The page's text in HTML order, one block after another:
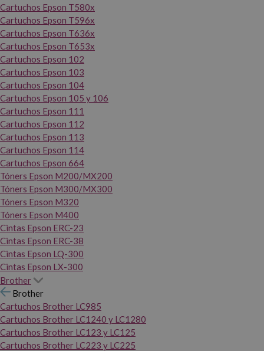
Cartuchos Epson T580x
Cartuchos Epson T596x
Cartuchos Epson T636x
Cartuchos Epson T653x
Cartuchos Epson 102
Cartuchos Epson 103
Cartuchos Epson 104
Cartuchos Epson 105 y 106
Cartuchos Epson 111
Cartuchos Epson 112
Cartuchos Epson 113
Cartuchos Epson 114
Cartuchos Epson 664
Tóners Epson M200/MX200
Tóners Epson M300/MX300
Tóners Epson M320
Tóners Epson M400
Cintas Epson ERC-23
Cintas Epson ERC-38
Cintas Epson LQ-300
Cintas Epson LX-300
Brother
Brother
Cartuchos Brother LC985
Cartuchos Brother LC1240 y LC1280
Cartuchos Brother LC123 y LC125
Cartuchos Brother LC223 y LC225